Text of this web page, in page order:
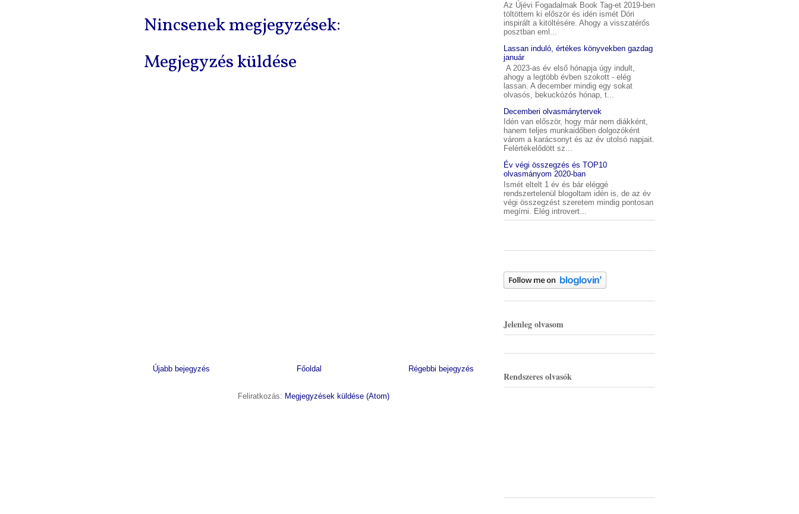
Nincsenek megjegyzések:
Megjegyzés küldése
Újabb bejegyzés Régebbi bejegyzés
Főoldal
Feliratkozás: Megjegyzések küldése (Atom)
Az Újévi Fogadalmak Book Tag-et 2019-ben
töltöttem ki először és idén ismét Dóri
inspirált a kitöltésére. Ahogy a visszatérős
posztban eml...
Lassan induló, értékes könyvekben gazdag
január
A 2023-as év első hónapja úgy indult,
ahogy a legtöbb évben szokott - elég
lassan. A december mindig egy sokat
olvasós, bekuckózós hónap, t...
Decemberi olvasmánytervek
Idén van először, hogy már nem diákként,
hanem teljes munkaidőben dolgozóként
várom a karácsonyt és az év utolsó napjait.
Felértékelődött sz...
Év végi összegzés és TOP10
olvasmányom 2020-ban
Ismét eltelt 1 év és bár eléggé
rendszertelenül blogoltam idén is, de az év
végi összegzést szeretem mindig pontosan
megírni. Elég introvert...
Jelenleg olvasom
Rendszeres olvasók